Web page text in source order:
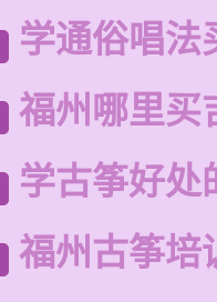
学通俗唱法
福州哪里买
学古筝好处
福州古筝培